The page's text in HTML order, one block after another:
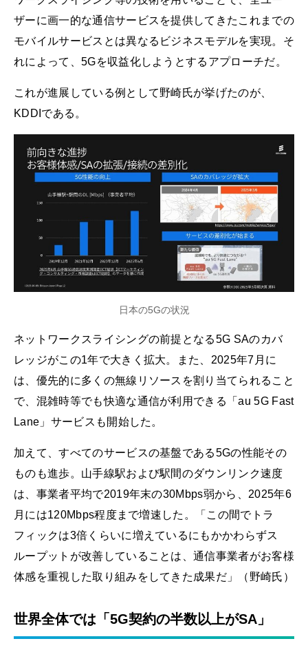
ザーに画一的な通信サービスを提供してきたこれまでの
モバイルサービスとは異なるビジネスモデルを実現。そ
れによって、5Gを収益化しようとするアプローチだ。
これが進展している例として野崎氏が挙げたのが、
KDDIである。
日本の5Gの状況
ネットワークスライシングの前提となる5G SAのカバ
レッジがこの1年で大きく拡大。また、2025年7月に
は、優先的に多くの無線リソースを割り当てられること
で、混雑時等でも快適な通信が利用できる「au 5G Fast
Lane」サービスも開始した。
加えて、すべてのサービスの基盤である5Gの性能その
ものも進歩。山手線駅および駅間のダウンリンク速度
は、事業者平均で2019年末の30Mbps弱から、2025年6
月には120Mbps程度まで増速した。「この間でトラ
フィックは3倍くらいに増えているにもかかわらずス
ループットが改善していることは、通信事業者がお客様
体感を重視した取り組みをしてきた成果だ」（野崎氏）
世界全体では「5G契約の半数以上がSA」